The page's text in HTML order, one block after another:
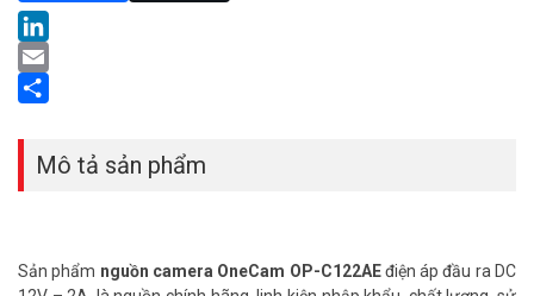
LinkedIn
Email
Mô tả sản phẩm
Sản phẩm nguồn camera OneCam OP-C122AEđiện áp đầu ra DC